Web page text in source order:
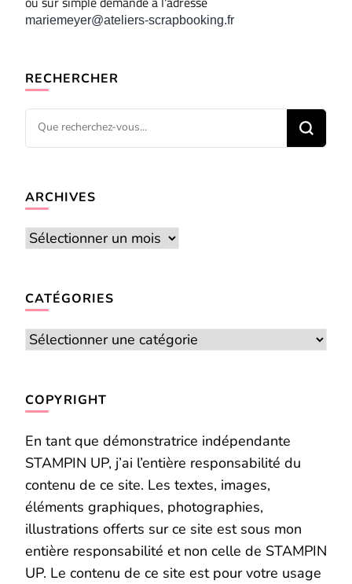
mariemeyer@ateliers-scrapbooking.fr
RECHERCHER
Vous
recherchiez
ARCHIVES
Archives
CATÉGORIES
Catégories
COPYRIGHT
En tant que démonstratrice indépendante
STAMPIN UP, j’ai l’entière responsabilité du
contenu de ce site. Les textes, images,
éléments graphiques, photographies,
illustrations offerts sur ce site est sous mon
entière responsabilité et non celle de STAMPIN
UP. Le contenu de ce site est pour votre usage